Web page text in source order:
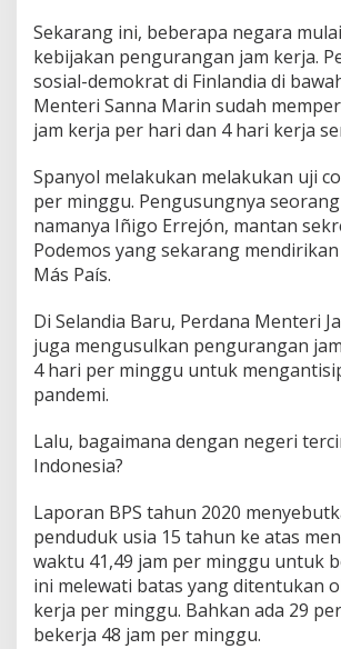
Sekarang ini, beberapa negara
kebijakan pengurangan jam kerja.
sosial-demokrat di Finlandia di
Menteri Sanna Marin sudah
jam kerja per hari dan 4 hari kerja
Spanyol melakukan melakukan uji
per minggu. Pengusungnya
namanya Iñigo Errejón, mantan
Podemos yang sekarang
Más País.
Di Selandia Baru, Perdana Menteri
juga mengusulkan pengurangan
4 hari per minggu untuk
pandemi.
Lalu, bagaimana dengan negeri
Indonesia?
Laporan BPS tahun 2020
penduduk usia 15 tahun ke atas
waktu 41,49 jam per minggu untuk
ini melewati batas yang ditentukan
kerja per minggu. Bahkan ada 29
bekerja 48 jam per minggu.